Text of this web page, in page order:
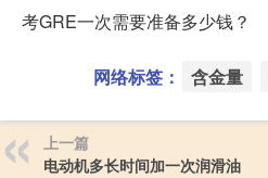
考GRE一次需要准备多少钱？
网络标签： 含金量
上一篇
电动机多长时间加一次润滑油